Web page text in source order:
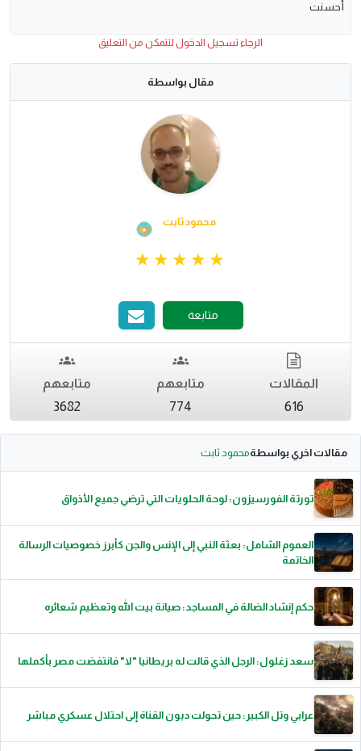
أحسنت
الرجاء تسجيل الدخول لتتمكن من التعليق
مقال بواسطة
محمود ثابت
متابعة
المقالات
616
متابعهم
774
متابعهم
3682
مقالات اخري بواسطةمحمود ثابت
تورتة الفورسيزون: لوحة الحلويات التي ترضي جميع الأذواق
العموم الشامل: بعثة النبي إلى الإنس والجن كأبرز خصوصيات الرسالة
الخاتمة
حكم إنشاد الضالة في المساجد: صيانة بيت الله وتعظيم شعائره
سعد زغلول: الرجل الذي قالت له بريطانيا "لا" فانتفضت مصر بأكملها
عرابي وتل الكبير: حين تحولت ديون القناة إلى احتلال عسكري مباشر